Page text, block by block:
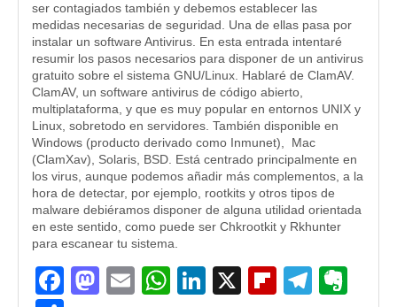
ser contagiados también y debemos establecer las
medidas necesarias de seguridad. Una de ellas pasa por
instalar un software Antivirus. En esta entrada intentaré
resumir los pasos necesarios para disponer de un antivirus
gratuito sobre el sistema GNU/Linux. Hablaré de ClamAV.
ClamAV, un software antivirus de código abierto,
multiplataforma, y que es muy popular en entornos UNIX y
Linux, sobretodo en servidores. También disponible en
Windows (producto derivado como Inmunet), Mac
(ClamXav), Solaris, BSD. Está centrado principalmente en
los virus, aunque podemos añadir más complementos, a la
hora de detectar, por ejemplo, rootkits y otros tipos de
malware debiéramos disponer de alguna utilidad orientada
en este sentido, como puede ser Chkrootkit y Rkhunter
para escanear tu sistema.
Facebook
Mastodon
EmailWhatsApp
LinkedIn
X Flipboard